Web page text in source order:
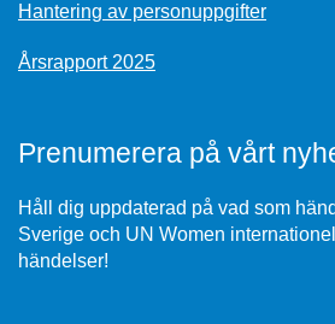
Hantering av personuppgifter
Årsrapport 2025
Prenumerera på vårt
Håll dig uppdaterad på vad som
Sverige och UN Women
händelser!